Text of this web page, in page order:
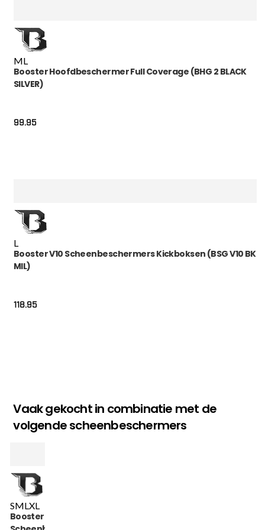
ML
Booster Hoofdbeschermer Full Coverage (BHG 2 BLACK
SILVER)
99.95
L
Booster V10 Scheenbeschermers Kickboksen (BSG V10 BK
MIL)
118.95
Vaak gekocht in combinatie met de
volgende scheenbeschermers
SMLXL
Booster